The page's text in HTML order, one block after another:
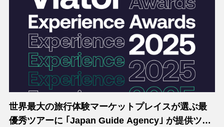
世界最大の旅行体験マーケットプレイスが選ぶ最
優秀ツアーに ｢Japan Guide Agency｣ が提供ツア